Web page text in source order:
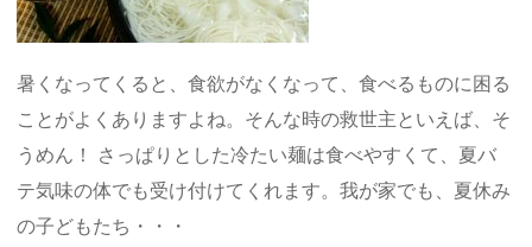
暑くなってくると、食欲がなくなって、食べるものに困る
ことがよくありますよね。そんな時の救世主といえば、そ
うめん！ さっぱりとした冷たい麺は食べやすくて、夏バ
テ気味の体でも受け付けてくれます。我が家でも、夏休み
の子どもたち・・・